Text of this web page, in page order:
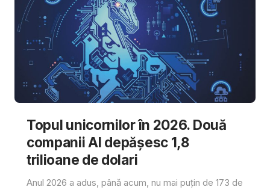
Topul unicornilor în 2026. Două
companii AI depășesc 1,8
trilioane de dolari
Anul 2026 a adus, până acum, nu mai puțin de 173 de